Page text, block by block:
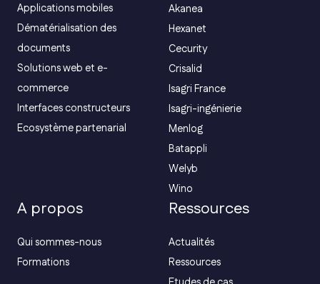
Applications mobiles
Dématérialisation des
documents
Solutions web et e-
commerce
Interfaces constructeurs
Ecosystème partenarial
Akanea
Hexanet
Cecurity
Crisalid
Isagri France
Isagri-ingénierie
Menlog
Batappli
Welyb
Wino
A propos
Qui sommes-nous
Formations
Ressources
Actualités
Ressources